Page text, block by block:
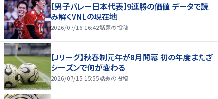
【男子バレー日本代表】9連勝の価値 データで読
み解くVNLの現在地
2026/07/16 16:42話題の投稿
【Jリーグ】秋春制元年が8月開幕 初の年度またぎ
シーズンで何が変わる
2026/07/15 15:55話題の投稿